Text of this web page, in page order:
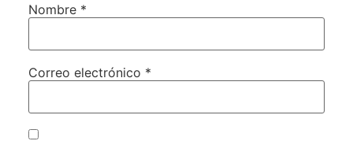
Nombre *
Correo electrónico *